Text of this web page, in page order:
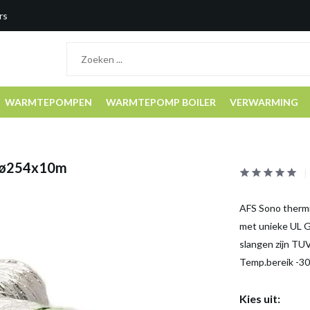
WARMTEPOMPEN WARMTEPOMP BOILER VERWARMING
AFS Sono
met unieke UL
slangen zijn
Temp.bereik -
Kies uit: